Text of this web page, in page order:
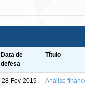
Data de
defesa
Título
28-Fev-2019
Análise